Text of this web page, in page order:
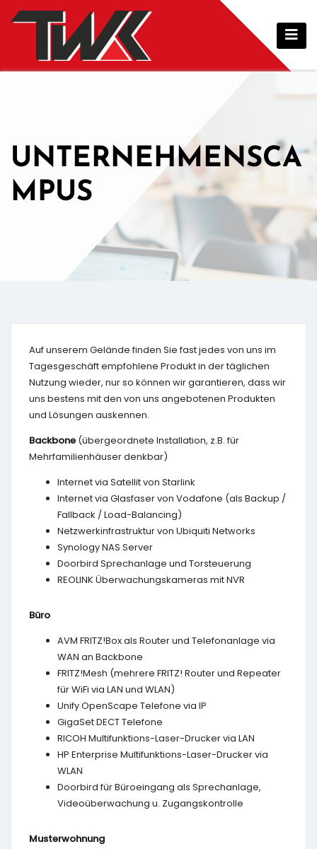
Zum
Inhalt
UNTERNEHMENSCA
MPUS
Auf unserem Gelände finden Sie fast jedes von uns im
Tagesgeschäft empfohlene Produkt in der täglichen
Nutzung wieder, nur so können wir garantieren, dass wir
uns bestens mit den von uns angebotenen Produkten
und Lösungen auskennen.
Backbone (übergeordnete Installation, z.B. für
Mehrfamilienhäuser denkbar)
Internet via Satellit von Starlink
Internet via Glasfaser von Vodafone (als Backup /
Fallback / Load-Balancing)
Netzwerkinfrastruktur von Ubiquiti Networks
Synology NAS Server
Doorbird Sprechanlage und Torsteuerung
REOLINK Überwachungskameras mit NVR
Büro
AVM FRITZ!Box als Router und Telefonanlage via
WAN an Backbone
FRITZ!Mesh (mehrere FRITZ! Router und Repeater
für WiFi via LAN und WLAN)
Unify OpenScape Telefone via IP
GigaSet DECT Telefone
RICOH Multifunktions-Laser-Drucker via LAN
HP Enterprise Multifunktions-Laser-Drucker via
WLAN
Doorbird für Büroeingang als Sprechanlage,
Videoüberwachung u. Zugangskontrolle
Musterwohnung